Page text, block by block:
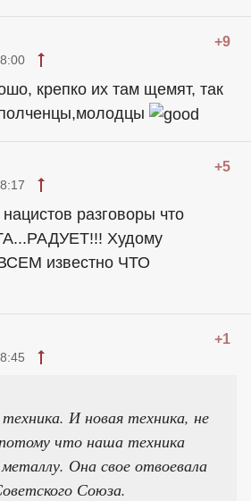
+9
крепко их там щемят, так
+5
разговоры что
Худому
известно ЧТО
+1
И новая техника, не
что наша техника
Она свое отвоевала
Союза.